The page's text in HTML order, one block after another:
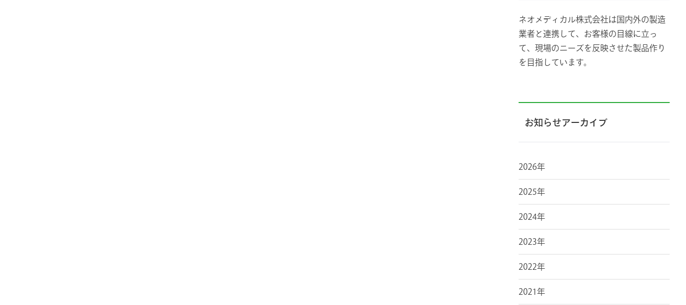
ネオメディカル株式会社は国内外の製造
業者と連携して、お客様の目線に立っ
て、現場のニーズを反映させた製品作り
を目指しています。
お知らせアーカイブ
2026年
2025年
2024年
2023年
2022年
2021年